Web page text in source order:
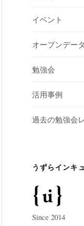
イベント
オープンデータ
勉強会
活用事例
過去の勉強会
うずらインキ
Since 2014